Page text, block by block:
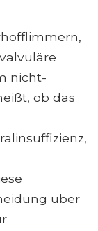
nicht-
ob das
über